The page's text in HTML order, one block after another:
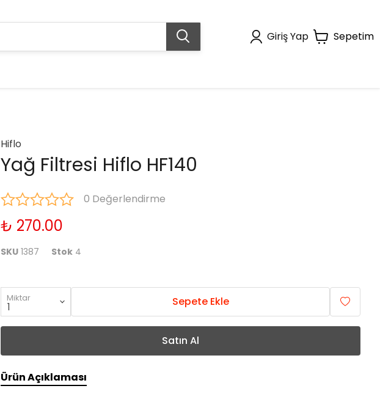
Giriş Yap Sepetim
Hiflo
Yağ Filtresi Hiflo HF140
0 Değerlendirme
₺ 270.00
SKU 1387 Stok 4
Miktar Sepete Ekle
Satın Al
Ürün Açıklaması